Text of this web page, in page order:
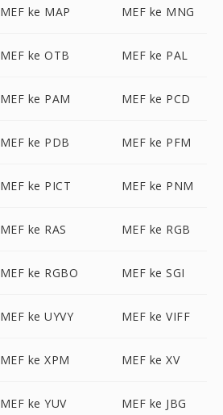
MEF ke MAP MEF ke MNG
MEF ke OTB MEF ke PAL
MEF ke PAM MEF ke PCD
MEF ke PDB MEF ke PFM
MEF ke PICT MEF ke PNM
MEF ke RAS MEF ke RGB
MEF ke RGBO MEF ke SGI
MEF ke UYVY MEF ke VIFF
MEF ke XPM MEF ke XV
MEF ke YUV MEF ke JBG